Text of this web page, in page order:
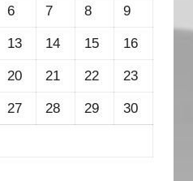
6 7 8 9
13 14 15 16
20 21 22 23
27 28 29 30